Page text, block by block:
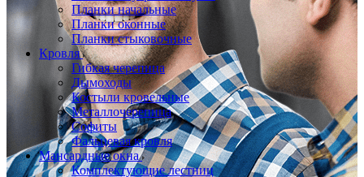
Планки начальные
Планки оконные
Планки стыковочные
Кровля
Гибкая черепица
Дымоходы
Костыли кровельные
Металлочерепица
Софиты
Фальцевая кровля
Мансардные окна
Комплектующие лестниц